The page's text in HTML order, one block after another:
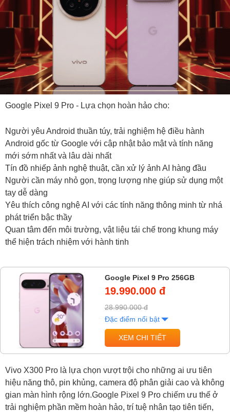
Google Pixel 9 Pro - Lựa chọn hoàn hảo cho:
Người yêu Android thuần túy, trải nghiệm hệ điều hành
Android gốc từ Google với cập nhật bảo mật và tính năng
mới sớm nhất và lâu dài nhất
Tín đồ nhiếp ảnh nghệ thuật, cần xử lý ảnh AI hàng đầu
Người cần máy nhỏ gọn, trọng lượng nhẹ giúp sử dụng một
tay dễ dàng
Yêu thích công nghệ AI với các tính năng thông minh từ nhá
phát triển bậc thầy
Quan tâm đến môi trường, vật liệu tái chế trong khung máy
thể hiện trách nhiệm với hành tinh
Google Pixel 9 Pro 256GB
19.990.000 đ
28.990.000 đ
Đặc điểm nổi bật
XEM CHI TIẾT
Vivo X300 Pro là lựa chọn vượt trội cho những ai ưu tiên
hiệu năng thô, pin khủng, camera độ phân giải cao và không
gian màn hình rộng lớn.Google Pixel 9 Pro chiếm ưu thế ở
trải nghiệm phần mềm hoàn hảo, trí tuệ nhân tạo tiên tiến,